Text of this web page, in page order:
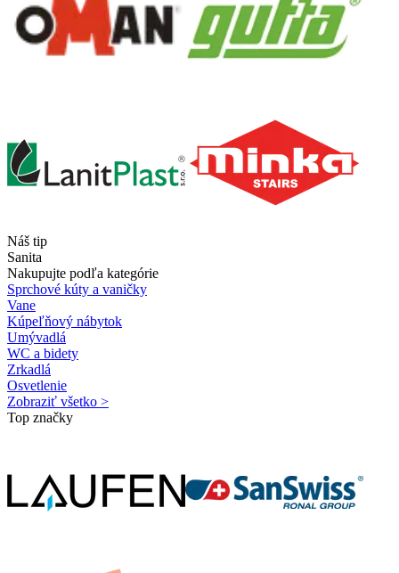
Náš tip
Sanita
Nakupujte podľa kategórie
Sprchové kúty a vaničky
Vane
Kúpeľňový nábytok
Umývadlá
WC a bidety
Zrkadlá
Osvetlenie
Zobraziť všetko >
Top značky